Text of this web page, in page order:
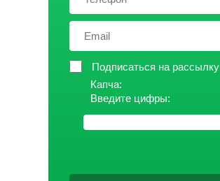
Подписаться на рассылку
Капча:
Введите цифры: